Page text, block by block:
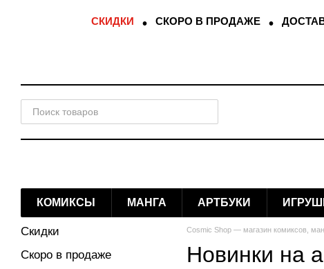
СКИДКИ СКОРО В ПРОДАЖЕ
КОМИКСЫ МАНГА АРТБУКИ
Cosmic Shop — магазин комиксов,
Новинки на
Скидки
Скоро в продаже